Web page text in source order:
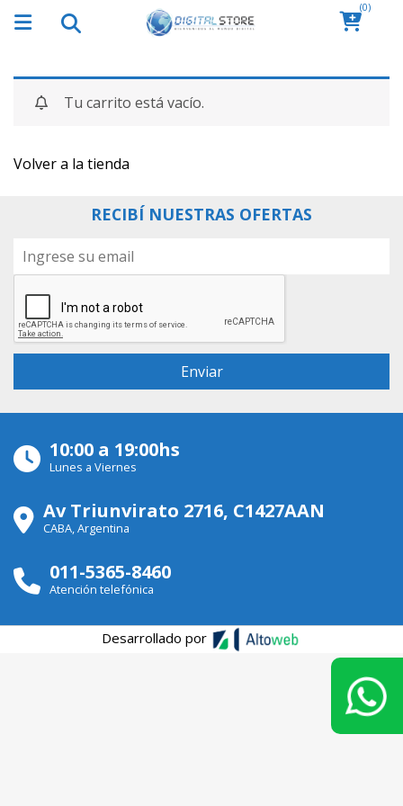
(0)
Tu carrito está vacío.
Volver a la tienda
RECIBÍ NUESTRAS OFERTAS
10:00 a 19:00hs
Lunes a Viernes
Av Triunvirato 2716, C1427AAN
CABA, Argentina
011-5365-8460
Atención telefónica
Desarrollado por